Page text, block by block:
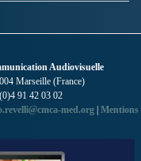
Audiovisuelle
Marseille (France)
91 42 03 02
med.org | Mentions